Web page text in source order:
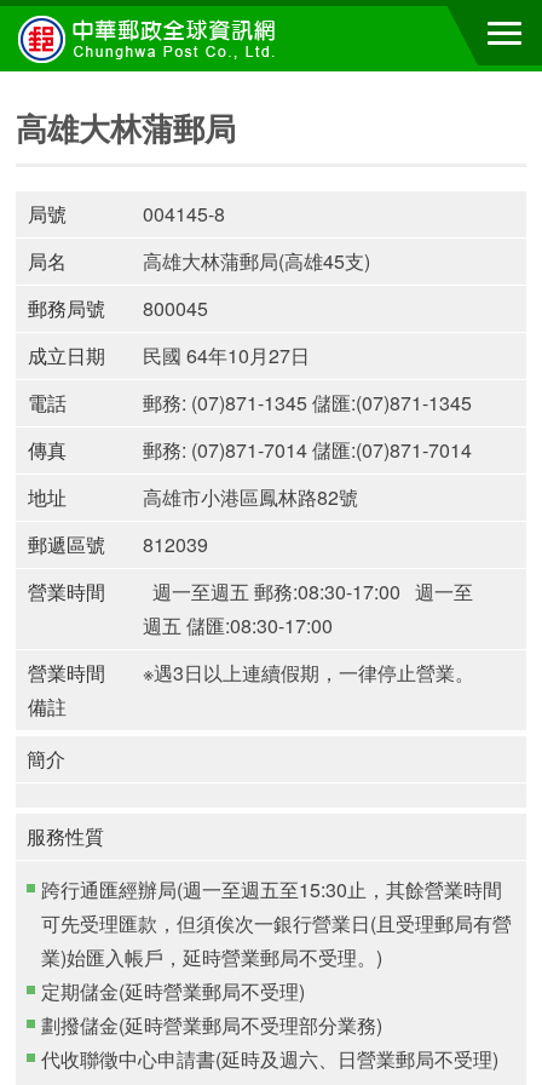
高雄大林蒲郵局
局號
004145-8
局名
高雄大林蒲郵局(高雄45支)
郵務局號
800045
成立日期
民國 64年10月27日
電話
郵務: (07)871-1345 儲匯:(07)871-1345
傳真
郵務: (07)871-7014 儲匯:(07)871-7014
地址
高雄市小港區鳳林路82號
郵遞區號
812039
營業時間
週一至週五 郵務:08:30-17:00 週一至
週五 儲匯:08:30-17:00
營業時間
備註
※遇3日以上連續假期，一律停止營業。
簡介
服務性質
跨行通匯經辦局(週一至週五至15:30止，其餘營業時間
可先受理匯款，但須俟次一銀行營業日(且受理郵局有營
業)始匯入帳戶，延時營業郵局不受理。)
定期儲金(延時營業郵局不受理)
劃撥儲金(延時營業郵局不受理部分業務)
代收聯徵中心申請書(延時及週六、日營業郵局不受理)